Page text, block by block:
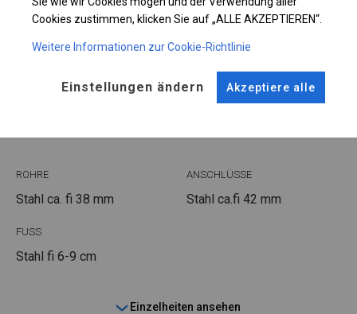
Plane ändern
KONSTRUKTION
ROHRE
Stahl ca. fi 38 mm
ANSCHLÜSSE
Stahl ca.fi 42 mm
FUSS
Stahl fi 6-9 cm
Einzelheiten ansehen
Cookies zustimmen, klicken Sie auf „ALLE AKZEPTIEREN“.
Weitere Informationen zur Cookie-Richtlinie
Einstellungen ändern Akzeptiere alle